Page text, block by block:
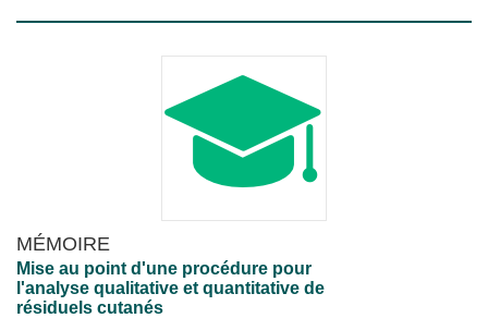
MÉMOIRE
Mise au point d'une procédure pour
l'analyse qualitative et quantitative de
résiduels cutanés